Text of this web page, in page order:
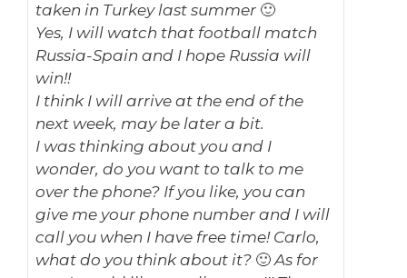
taken in Turkey last summer 🙂
Yes, I will watch that football match
Russia-Spain and I hope Russia will
win!!
I think I will arrive at the end of the
next week, may be later a bit.
I was thinking about you and I
wonder, do you want to talk to me
over the phone? If you like, you can
give me your phone number and I will
call you when I have free time! Carlo,
what do you think about it? 🙂 As for